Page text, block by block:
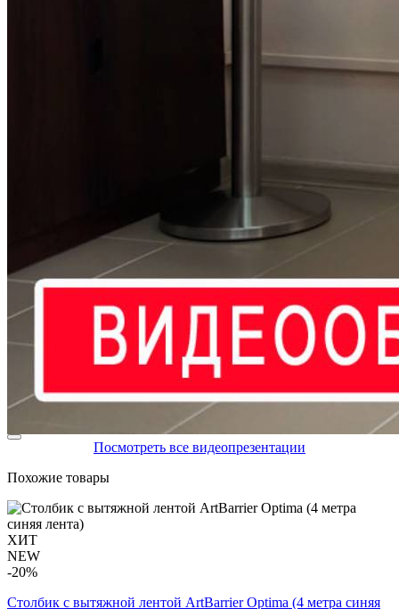
Посмотреть все видеопрезентации
Похожие товары
ХИТ
NEW
-20%
Столбик с вытяжной лентой ArtBarrier Оptima (4 метра синяя